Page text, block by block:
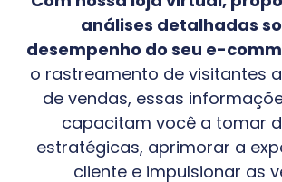
análises detalhadas
desempenho do seu e-
o rastreamento de visitantes
de vendas, essas
capacitam você a tomar
estratégicas, aprimorar a
cliente e impulsionar as